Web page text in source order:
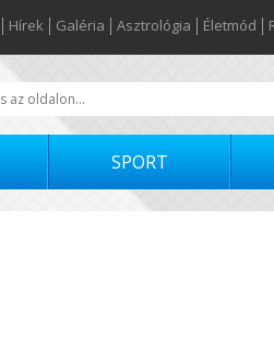
Hírek Galéria Asztrológia Életmód
SPORT